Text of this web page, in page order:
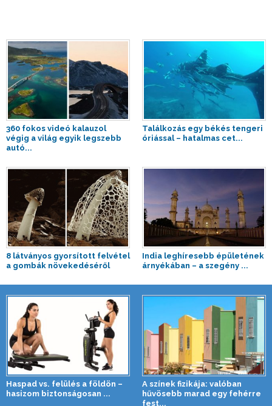
360 fokos videó kalauzol
végig a világ egyik legszebb
autó...
Találkozás egy békés tengeri
óriással – hatalmas cet...
8 látványos gyorsított felvétel
a gombák növekedéséről
India leghíresebb épületének
árnyékában – a szegény ...
Haspad vs. felülés a földön –
hasizom biztonságosan ...
A színek fizikája: valóban
hűvösebb marad egy fehérre
fest...